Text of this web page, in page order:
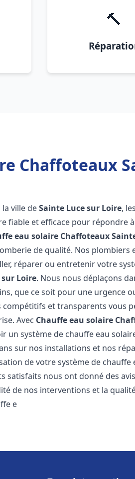
🔨
Chaffoteaux
la ville deSainte Luce sur Loire,
fiable et efficace pour répondre
eau solaire Chaffoteaux
de qualité. Nos
réparer ou entretenir votre
sur Loire. Nous nous déplaçons
que ce soit pour une urgence
compétitifs et transparents vous
Avec Chauffe eau solaire
un système de chauffe eau
sur nos installations et nos
de votre système de
satisfaits nous ont donné des
de nos interventions et la
e